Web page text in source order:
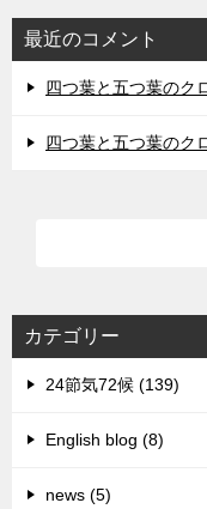
最近のコメント
四つ葉と五つ葉のク
四つ葉と五つ葉のク
カテゴリー
24節気72候 (139)
English blog (8)
news (5)